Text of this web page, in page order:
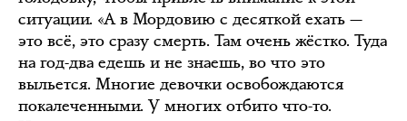
ситуации. «А в Мордовию с десяткой ехать —
это всё, это сразу смерть. Там очень жёстко. Туда
на год-два едешь и не знаешь, во что это
выльется. Многие девочки освобождаются
покалеченными. У многих отбито что-то.